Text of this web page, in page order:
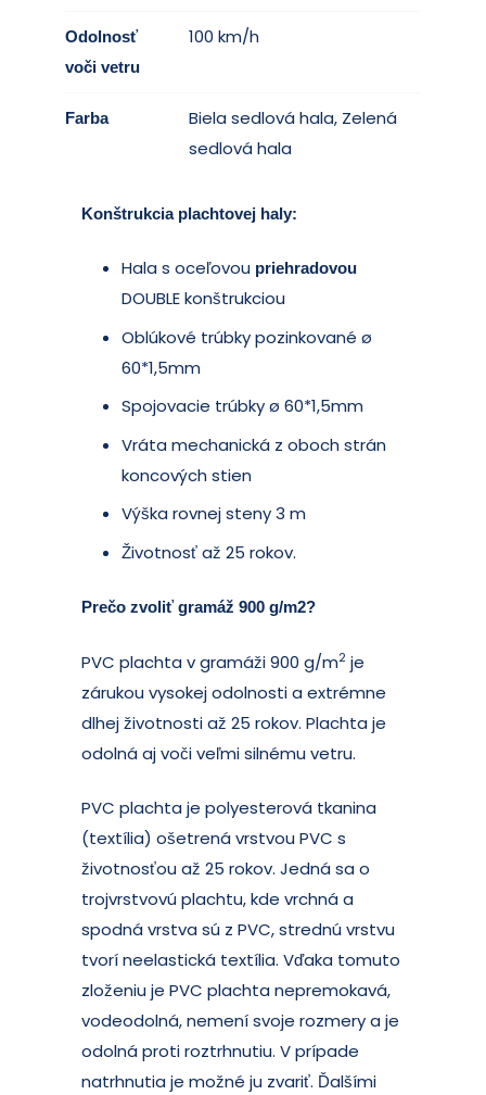
Odolnosť
voči vetru
100 km/h
Farba Biela sedlová hala, Zelená
sedlová hala
Konštrukcia plachtovej haly:
Hala s oceľovou priehradovou
DOUBLE konštrukciou
Oblúkové trúbky pozinkované ø
60*1,5mm
Spojovacie trúbky ø 60*1,5mm
Vráta mechanická z oboch strán
koncových stien
Výška rovnej steny 3 m
Životnosť až 25 rokov.
Prečo zvoliť gramáž 900 g/m2?
PVC plachta v gramáži 900 g/m2je
zárukou vysokej odolnosti a extrémne
dlhej životnosti až 25 rokov. Plachta je
odolná aj voči veľmi silnému vetru.
PVC plachta je polyesterová tkanina
(textília) ošetrená vrstvou PVC s
životnosťou až 25 rokov. Jedná sa o
trojvrstvovú plachtu, kde vrchná a
spodná vrstva sú z PVC, strednú vrstvu
tvorí neelastická textília. Vďaka tomuto
zloženiu je PVC plachta nepremokavá,
vodeodolná, nemení svoje rozmery a je
odolná proti roztrhnutiu. V prípade
natrhnutia je možné ju zvariť. Ďalšími